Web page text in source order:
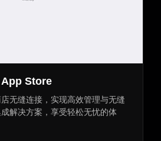
Store
无缝连接，实现高效管理与无缝
解决方案，享受轻松无忧的体